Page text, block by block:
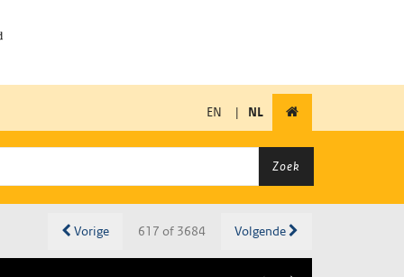
EN | NL
Zoek
Vorige 617 of 3684 Volgende